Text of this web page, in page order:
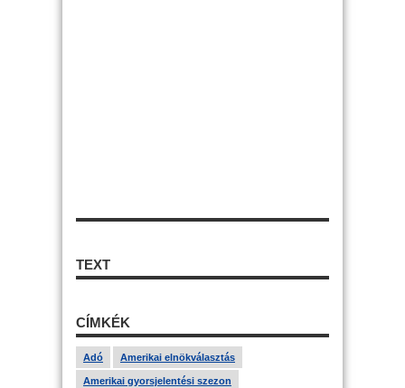
TEXT
CÍMKÉK
Adó Amerikai elnökválasztás
Amerikai gyorsjelentési szezon